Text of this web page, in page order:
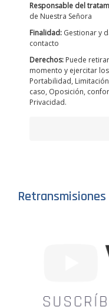
Responsable del
de Nuestra Señora
Finalidad: Gestionar y
contacto
Derechos: Puede
momento y ejercitar
Portabilidad,
caso, Oposición,
Privacidad.
Retransmisiones